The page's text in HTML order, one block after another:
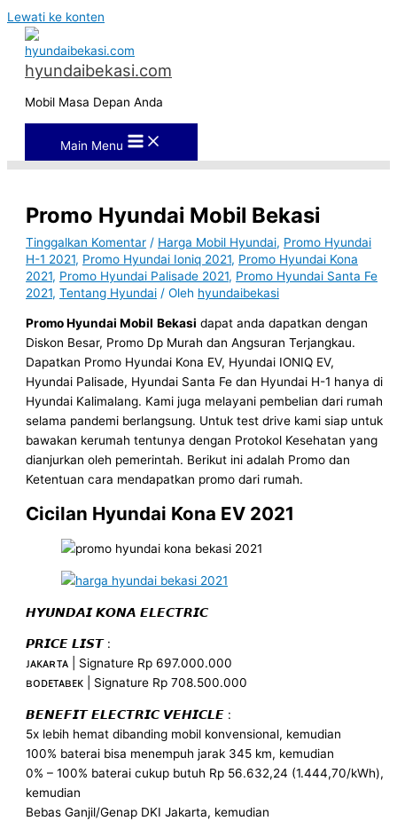
Lewati ke konten
hyundaibekasi.com
Mobil Masa Depan Anda
Main Menu
Promo Hyundai Mobil Bekasi
Tinggalkan Komentar / Harga Mobil Hyundai, Promo Hyundai
H-1 2021, Promo Hyundai Ioniq 2021, Promo Hyundai Kona
2021, Promo Hyundai Palisade 2021, Promo Hyundai Santa Fe
2021,Tentang Hyundai / Oleh hyundaibekasi
Promo Hyundai Mobil Bekasi dapat anda dapatkan dengan
Diskon Besar, Promo Dp Murah dan Angsuran Terjangkau.
Dapatkan Promo Hyundai Kona EV, Hyundai IONIQ EV,
Hyundai Palisade, Hyundai Santa Fe dan Hyundai H-1 hanya di
Hyundai Kalimalang. Kami juga melayani pembelian dari rumah
selama pandemi berlangsung. Untuk test drive kami siap untuk
bawakan kerumah tentunya dengan Protokol Kesehatan yang
dianjurkan oleh pemerintah. Berikut ini adalah Promo dan
Ketentuan cara mendapatkan promo dari rumah.
Cicilan Hyundai Kona EV 2021
𝙃𝙔𝙐𝙉𝘿𝘼𝙄 𝙆𝙊𝙉𝘼 𝙀𝙇𝙀𝘾𝙏𝙍𝙄𝘾
𝙋𝙍𝙄𝘾𝙀 𝙇𝙄𝙎𝙏 :
ᴊᴀᴋᴀʀᴛᴀ | Signature Rp 697.000.000
ʙᴏᴅᴇᴛᴀʙᴇᴋ | Signature Rp 708.500.000
𝘽𝙀𝙉𝙀𝙁𝙄𝙏 𝙀𝙇𝙀𝘾𝙏𝙍𝙄𝘾 𝙑𝙀𝙃𝙄𝘾𝙇𝙀 :
5x lebih hemat dibanding mobil konvensional, kemudian
100% baterai bisa menempuh jarak 345 km, kemudian
0% – 100% baterai cukup butuh Rp 56.632,24 (1.444,70/kWh),
kemudian
Bebas Ganjil/Genap DKI Jakarta, kemudian